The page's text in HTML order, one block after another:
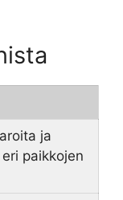
ja
paikkojen